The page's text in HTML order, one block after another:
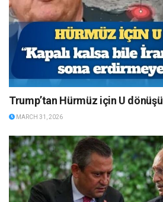
Trump’tan Hürmüz için U dönüşü
MARCH 31, 2026